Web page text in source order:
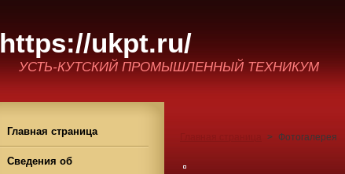
https://ukpt.ru/
УСТЬ-КУТСКИЙ ПРОМЫШЛЕННЫЙ ТЕХНИКУМ
> Фотогалерея
Главная страница
Сведения об